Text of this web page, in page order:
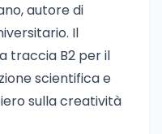
autore di
Il
traccia B2 per il
scientifica e
sulla creatività